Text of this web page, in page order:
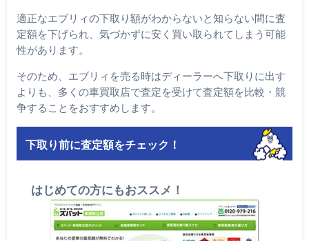
適正なエブリィの下取り額がわからないと知らない間に査
定額を下げられ、気づかずに安く買い取られてしまう可能
性があります。
そのため、エブリィを売る時はディーラーへ下取りに出す
よりも、多くの車買取店で査定を受けて査定額を比較・競
争することをおすすめします。
下取り前に査定額をチェック！
はじめての方にもおススメ！